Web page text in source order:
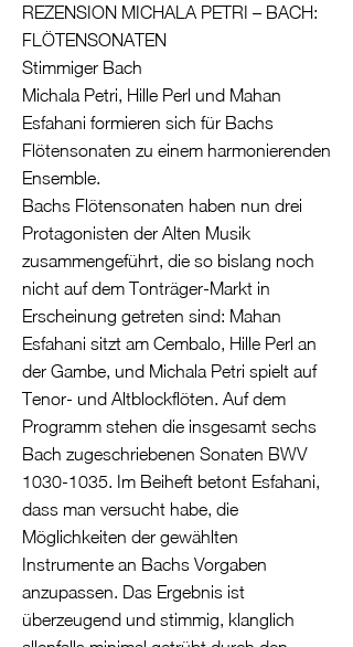
REZENSION MICHALA PETRI – BACH:
FLÖTENSONATEN
Stimmiger Bach
Michala Petri, Hille Perl und Mahan
Esfahani formieren sich für Bachs
Flötensonaten zu einem harmonierenden
Ensemble.
Bachs Flötensonaten haben nun drei
Protagonisten der Alten Musik
zusammengeführt, die so bislang noch
nicht auf dem Tonträger-Markt in
Erscheinung getreten sind: Mahan
Esfahani sitzt am Cembalo, Hille Perl an
der Gambe, und Michala Petri spielt auf
Tenor- und Altblockflöten. Auf dem
Programm stehen die insgesamt sechs
Bach zugeschriebenen Sonaten BWV
1030-1035. Im Beiheft betont Esfahani,
dass man versucht habe, die
Möglichkeiten der gewählten
Instrumente an Bachs Vorgaben
anzupassen. Das Ergebnis ist
überzeugend und stimmig, klanglich